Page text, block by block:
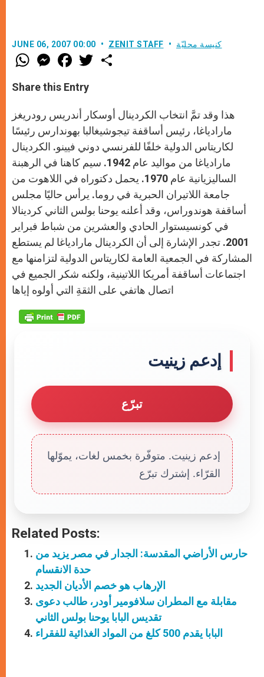
JUNE 06, 2007 00:00 ZENIT STAFF كنيسة محليّة
W
h
t
s
p
p
M
e
s
e
e
r
F
a
e
b
o
k
w
r
Share this Entry
هذا وقد تمَّ انتخاب الكردينال أوسكار أندريس رودريغز
مارادياغا، رئيس أساقفة تيجوشيغالبا بهوندارس رئيسًا
لكاريتاس الدولية خلفًا للفرنسي دوني فيينو. الكردينال
مارادياغا من مواليد عام 1942. سيم كاهنا في الرهبنة
الساليزيانية عام 1970. يحمل دكتوراه في اللاهوت من
جامعة اللاتيران الحبرية في روما. يرأس حاليًا مجلس
أساقفة هوندوراس، وقد أعلنه يوحنا بولس الثاني كردينالا
في كونسيستوار الحادي والعشرين من شباط فبراير
2001. تجدر الإشارة إلى أن الكردينال مارادياغا لم يستطع
المشاركة في الجمعية العامة لكاريتاس الدولية لتزامنها مع
اجتماعات أساقفة أمريكا اللاتينية، ولكنه شكر الجميع في
اتصال هاتفي على الثقةِ التي أولوه إياها
إدعم زينيت
تبرّع
إدعم زينيت. متوفّرة بخمس لغات، يموّلها
القرّاء. إشترك تبرّع
Related Posts:
حارس الأراضي المقدسة: الجدار في مصر يزيد من
حدة الانقسام
الإرهاب هو خصم الأديان الجديد
مقابلة مع المطران سلافومير أودر، طالب دعوى
تقديس البابا يوحنا بولس الثاني
البابا يقدم 500 كلغ من المواد الغذائية للفقراء